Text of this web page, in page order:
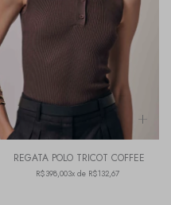
REGATA POLO TRICOT COFFEE
R$398,003x de R$132,67